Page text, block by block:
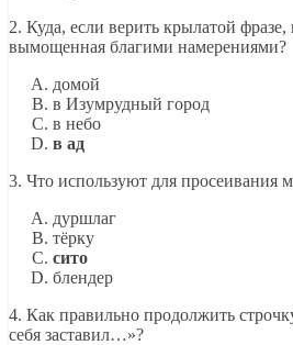
2. Куда, если верить крылатой фразе,
вымощенная благими намерениями?
домой
в Изумрудный город
в небо
в ад
3. Что используют для просеивания
дуршлаг
тёрку
сито
блендер
4. Как правильно продолжить
себя заставил…»?